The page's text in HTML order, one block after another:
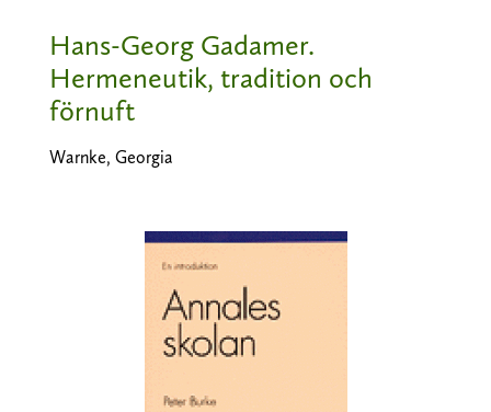
Hans-Georg Gadamer.
Hermeneutik, tradition och
förnuft
Warnke, Georgia